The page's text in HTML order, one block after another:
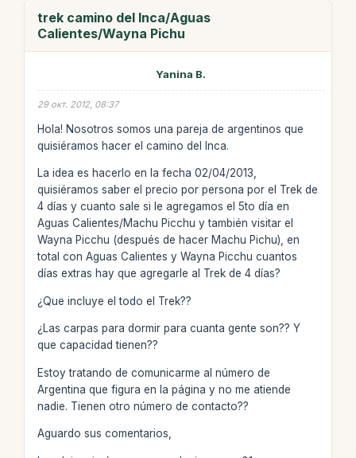
trek camino del Inca/Aguas
Calientes/Wayna Pichu
Yanina B.
29 окт. 2012, 08:37
Hola! Nosotros somos una pareja de argentinos que
quisiéramos hacer el camino del Inca.
La idea es hacerlo en la fecha 02/04/2013,
quisiéramos saber el precio por persona por el Trek de
4 días y cuanto sale si le agregamos el 5to día en
Aguas Calientes/Machu Picchu y también visitar el
Wayna Picchu (después de hacer Machu Pichu), en
total con Aguas Calientes y Wayna Picchu cuantos
días extras hay que agregarle al Trek de 4 días?
¿Que incluye el todo el Trek??
¿Las carpas para dormir para cuanta gente son?? Y
que capacidad tienen??
Estoy tratando de comunicarme al número de
Argentina que figura en la página y no me atiende
nadie. Tienen otro número de contacto??
Aguardo sus comentarios,